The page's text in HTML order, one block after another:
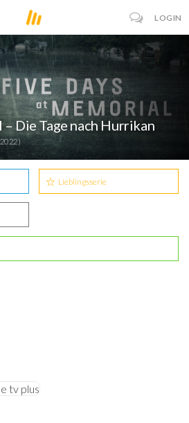
LOGIN
Die Tage nach Hurrikan
Lieblingsserie